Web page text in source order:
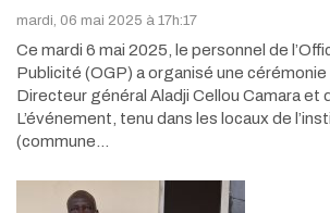
mardi, 06 mai 2025 à 17h:17
Ce mardi 6 mai 2025, le personnel de
Publicité (OGP) a organisé une cérémonie
Directeur général Aladji Cellou Camara et
L’événement, tenu dans les locaux de
(commune…